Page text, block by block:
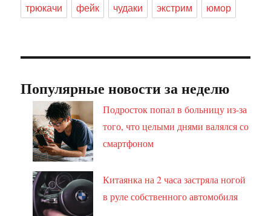
трюкачи
фейк чудаки экстрим юмор
Популярные новости за неделю
Подросток попал в больницу из-за
того, что целыми днями валялся со
смартфоном
Китаянка на 2 часа застряла ногой
в руле собственного автомобиля